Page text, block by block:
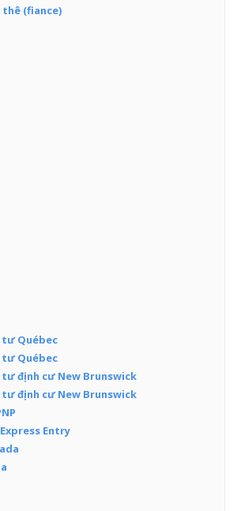
thê (fiance)
Québec
Québec
định cư New Brunswick
định cư New Brunswick
Entry